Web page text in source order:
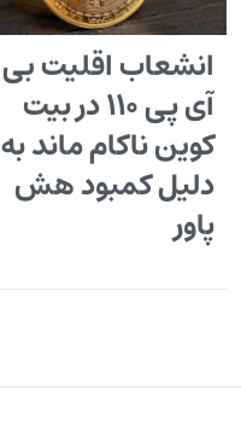
انشعاب اقلیت بی
آی پی ۱۱۰ در بیت
کوین ناکام ماند به
دلیل کمبود هش
پاور